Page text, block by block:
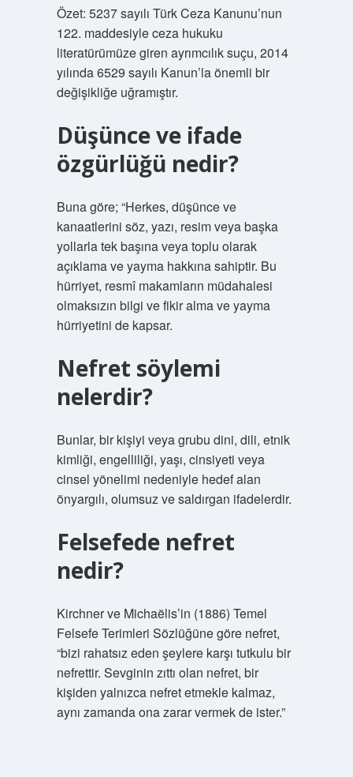
Özet: 5237 sayılı Türk Ceza Kanunu’nun
122. maddesiyle ceza hukuku
literatürümüze giren ayrımcılık suçu, 2014
yılında 6529 sayılı Kanun’la önemli bir
değişikliğe uğramıştır.
Düşünce ve ifade
özgürlüğü nedir?
Buna göre; “Herkes, düşünce ve
kanaatlerini söz, yazı, resim veya başka
yollarla tek başına veya toplu olarak
açıklama ve yayma hakkına sahiptir. Bu
hürriyet, resmî makamların müdahalesi
olmaksızın bilgi ve fikir alma ve yayma
hürriyetini de kapsar.
Nefret söylemi
nelerdir?
Bunlar, bir kişiyi veya grubu dini, dili, etnik
kimliği, engelliliği, yaşı, cinsiyeti veya
cinsel yönelimi nedeniyle hedef alan
önyargılı, olumsuz ve saldırgan ifadelerdir.
Felsefede nefret
nedir?
Kirchner ve Michaëlis’in (1886) Temel
Felsefe Terimleri Sözlüğüne göre nefret,
“bizi rahatsız eden şeylere karşı tutkulu bir
nefrettir. Sevginin zıttı olan nefret, bir
kişiden yalnızca nefret etmekle kalmaz,
aynı zamanda ona zarar vermek de ister.”